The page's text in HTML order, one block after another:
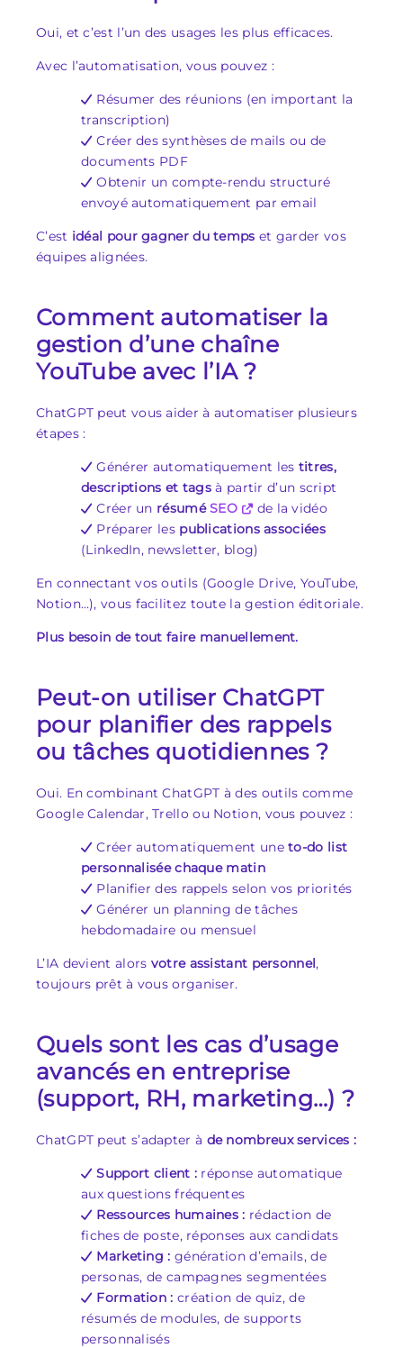
Oui, et c’est l’un des usages les plus efficaces.
Avec l’automatisation, vous pouvez :
Résumer des réunions (en important la
transcription)
Créer des synthèses de mails ou de
documents PDF
Obtenir un compte-rendu structuré
envoyé automatiquement par email
C’est idéal pour gagner du temps et garder vos
équipes alignées.
Comment automatiser la
gestion d’une chaîne
YouTube avec l’IA ?
ChatGPT peut vous aider à automatiser plusieurs
étapes :
Générer automatiquement les titres,
descriptions et tags à partir d’un script
Créer un résuméSEO
de la vidéo
Préparer les publications associées
(LinkedIn, newsletter, blog)
En connectant vos outils (Google Drive, YouTube,
Notion…), vous facilitez toute la gestion éditoriale.
Plus besoin de tout faire manuellement.
Peut-on utiliser ChatGPT
pour planifier des rappels
ou tâches quotidiennes ?
Oui. En combinant ChatGPT à des outils comme
Google Calendar, Trello ou Notion, vous pouvez :
Créer automatiquement uneto-do list
personnalisée chaque matin
Planifier des rappels selon vos priorités
Générer un planning de tâches
hebdomadaire ou mensuel
L’IA devient alors votre assistant personnel,
toujours prêt à vous organiser.
Quels sont les cas d’usage
avancés en entreprise
(support, RH, marketing…) ?
ChatGPT peut s’adapter à de nombreux services :
Support client : réponse automatique
aux questions fréquentes
Ressources humaines : rédaction de
fiches de poste, réponses aux candidats
Marketing : génération d’emails, de
personas, de campagnes segmentées
Formation : création de quiz, de
résumés de modules, de supports
personnalisés